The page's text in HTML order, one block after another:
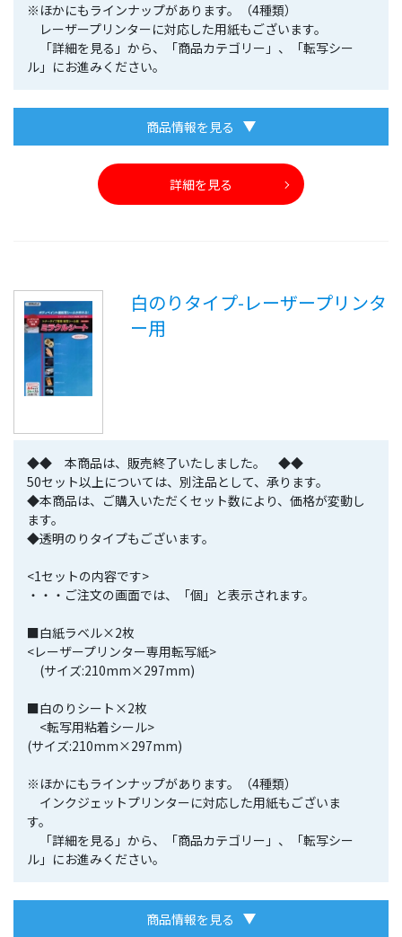
※ほかにもラインナップがあります。（4種類）
レーザープリンターに対応した用紙もございます。
「詳細を見る」から、「商品カテゴリー」、「転写シー
ル」にお進みください。
商品情報を見る
詳細を見る
白のりタイプ-レーザープリンタ
ー用
◆◆ 本商品は、販売終了いたしました。 ◆◆
50セット以上については、別注品として、承ります。
◆本商品は、ご購入いただくセット数により、価格が変動し
ます。
◆透明のりタイプもございます。
<1セットの内容です>
・・・ご注文の画面では、「個」と表示されます。
■白紙ラベル×2枚
<レーザープリンター専用転写紙>
(サイズ:210mm×297mm)
■白のりシート×2枚
<転写用粘着シール>
(サイズ:210mm×297mm)
※ほかにもラインナップがあります。（4種類）
インクジェットプリンターに対応した用紙もございま
す。
「詳細を見る」から、「商品カテゴリー」、「転写シー
ル」にお進みください。
商品情報を見る